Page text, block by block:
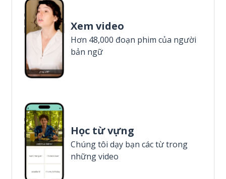
Xem video
Hơn 48,000 đoạn phim của người
bản ngữ
Học từ vựng
Chúng tôi dạy bạn các từ trong
những video